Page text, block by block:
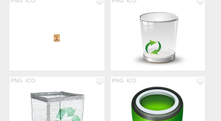
PNG ICO PNG ICO